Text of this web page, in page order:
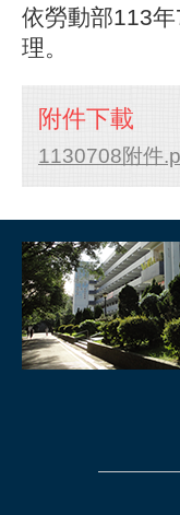
依勞動部113
理。
附件下載
1130708附件